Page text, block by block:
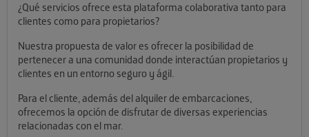
¿Qué servicios ofrece esta plataforma colaborativa tanto para
clientes como para propietarios?
Nuestra propuesta de valor es ofrecer la posibilidad de
pertenecer a una comunidad donde interactúan propietarios y
clientes en un entorno seguro y ágil.
Para el cliente, además del alquiler de embarcaciones,
ofrecemos la opción de disfrutar de diversas experiencias
relacionadas con el mar.